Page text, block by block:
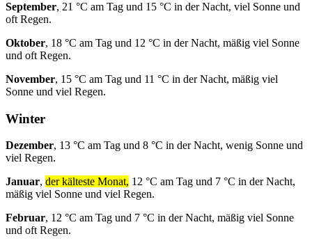
September, 21 °C am Tag und 15 °C in der Nacht, viel Sonne und
oft Regen.
Oktober, 18 °C am Tag und 12 °C in der Nacht, mäßig viel Sonne
und oft Regen.
November, 15 °C am Tag und 11 °C in der Nacht, mäßig viel
Sonne und viel Regen.
Winter
Dezember, 13 °C am Tag und 8 °C in der Nacht, wenig Sonne und
viel Regen.
Januar, der kälteste Monat, 12 °C am Tag und 7 °C in der Nacht,
mäßig viel Sonne und viel Regen.
Februar, 12 °C am Tag und 7 °C in der Nacht, mäßig viel Sonne
und oft Regen.